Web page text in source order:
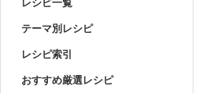
テーマ別レシピ
レシピ索引
おすすめ厳選レシピ